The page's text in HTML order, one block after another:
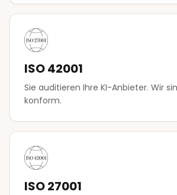
ISO 42001
Sie auditieren Ihre KI-Anbieter. Wir
konform.
ISO 27001